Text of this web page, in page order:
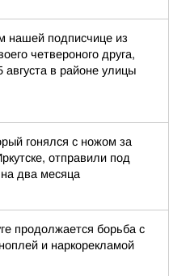
нашей подписчице из
четвероного друга,
августа в районе улицы
гонялся с ножом за
отправили под
два месяца
продолжается борьба с
и наркорекламой